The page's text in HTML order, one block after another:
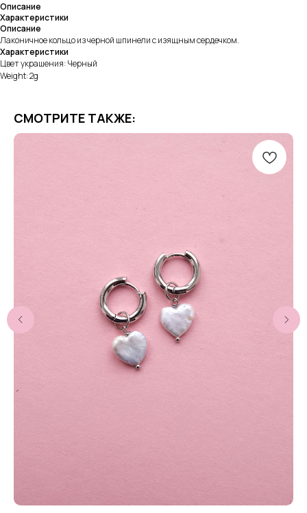
Описание
Характеристики
Описание
Лаконичное кольцо из черной шпинели с изящным сердечком.
Характеристики
Цвет украшения: Черный
Weight: 2g
СМОТРИТЕ ТАКЖЕ: